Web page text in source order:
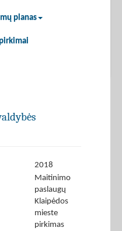
planas
2018
Maitinimo
paslaugų
Klaipėdos
mieste
pirkimas